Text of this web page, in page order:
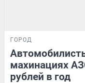
ГОРОД
махинациях
рублей в год